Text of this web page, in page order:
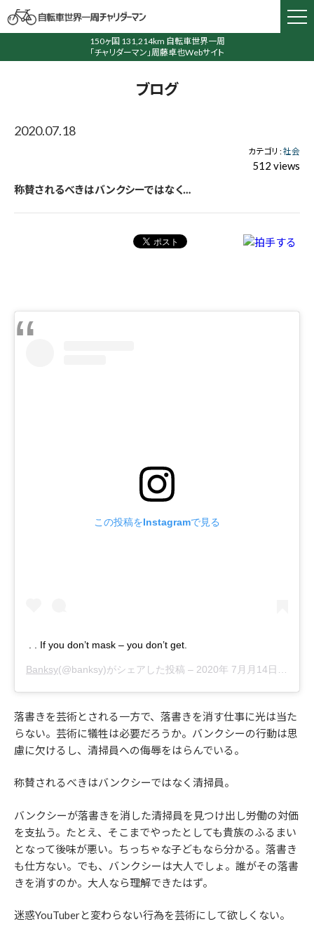
150ヶ国 131,214km 自転車世界一周
「チャリダーマン」周藤卓也Webサイト
ブログ
2020.07.18
カテゴリ :社会
512 views
称賛されるべきはバンクシーではなく…
この投稿をInstagramで見る
. . If you don’t mask – you don’t get.
Banksy(@banksy)がシェアした投稿 – 2020年 7月月14日午前6時30分PDT
落書きを芸術とされる一方で、落書きを消す仕事に光は当た
らない。芸術に犠牲は必要だろうか。バンクシーの行動は思
慮に欠けるし、清掃員への侮辱をはらんでいる。
称賛されるべきはバンクシーではなく清掃員。
バンクシーが落書きを消した清掃員を見つけ出し労働の対価
を支払う。たとえ、そこまでやったとしても貴族のふるまい
となって後味が悪い。ちっちゃな子どもなら分かる。落書き
も仕方ない。でも、バンクシーは大人でしょ。誰がその落書
きを消すのか。大人なら理解できたはず。
迷惑YouTuberと変わらない行為を芸術にして欲しくない。